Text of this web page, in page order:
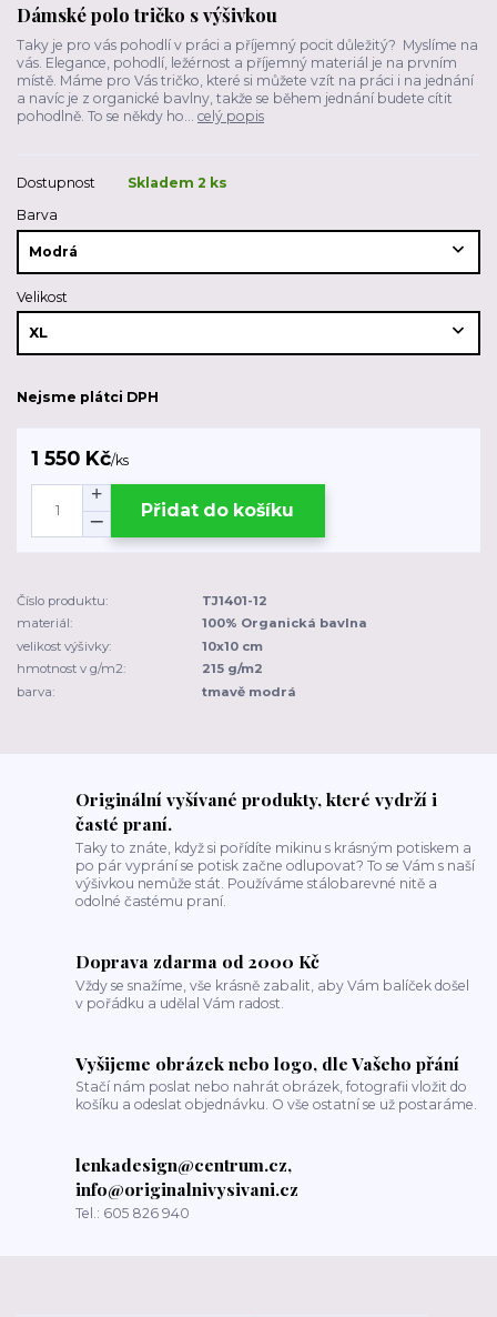
Dámské polo tričko s výšivkou
Taky je pro vás pohodlí v práci a příjemný pocit důležitý? Myslíme na
vás. Elegance, pohodlí, ležérnost a příjemný materiál je na prvním
místě. Máme pro Vás tričko, které si můžete vzít na práci i na jednání
a navíc je z organické bavlny, takže se během jednání budete cítit
pohodlně. To se někdy ho... celý popis
Dostupnost
Skladem 2 ks
Barva
Velikost
Nejsme plátci DPH
1 550 Kč/ks
Přidat do košíku
Číslo produktu:
TJ1401-12
materiál:
100% Organická bavlna
velikost výšivky:
10x10 cm
hmotnost v g/m2:
215 g/m2
barva:
tmavě modrá
Originální vyšívané produkty, které vydrží i
časté praní.
Taky to znáte, když si pořídíte mikinu s krásným potiskem a
po pár vyprání se potisk začne odlupovat? To se Vám s naší
výšivkou nemůže stát. Používáme stálobarevné nitě a
odolné častému praní.
Doprava zdarma od 2000 Kč
Vždy se snažíme, vše krásně zabalit, aby Vám balíček došel
v pořádku a udělal Vám radost.
Vyšijeme obrázek nebo logo, dle Vašeho přání
Stačí nám poslat nebo nahrát obrázek, fotografii vložit do
košíku a odeslat objednávku. O vše ostatní se už postaráme.
lenkadesign@centrum.cz,
info@originalnivysivani.cz
Tel.: 605 826 940